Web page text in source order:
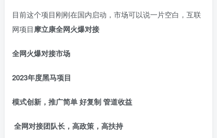
目前这个项目刚刚在国内启动，市场可以说一片空白，互联
网项目摩立康全网火爆对接
全网火爆对接市场
2023年度黑马项目
模式创新，推广简单 好复制 管道收益
全网对接团队长，高政策，高扶持